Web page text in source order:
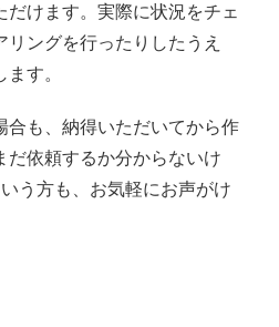
だけます。実際に状況をチェ
ングを行ったりしたうえ
す。
合も、納得いただいてから作
だ依頼するか分からないけ
う方も、お気軽にお声がけ